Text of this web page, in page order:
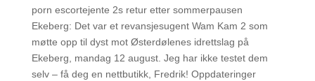
porn escortejente 2s retur etter sommerpausen
Ekeberg: Det var et revansjesugent Wam Kam 2 som
møtte opp til dyst mot Østerdølenes idrettslag på
Ekeberg, mandag 12 august. Jeg har ikke testet dem
selv – få deg en nettbutikk, Fredrik! Oppdateringer